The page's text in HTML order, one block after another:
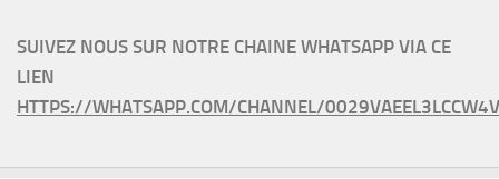
SUIVEZ NOUS SUR NOTRE CHAINE WHATSAPP VIA CE
LIEN
HTTPS://WHATSAPP.COM/CHANNEL/